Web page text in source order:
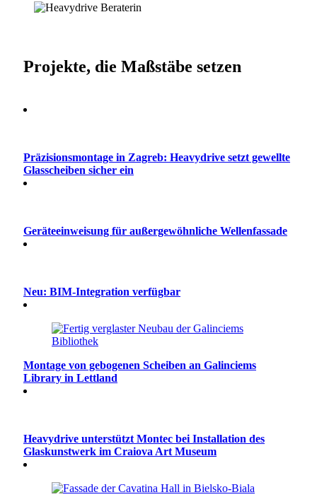
Projekte, die Maßstäbe setzen
Präzisionsmontage in Zagreb: Heavydrive setzt gewellte
Glasscheiben sicher ein
Geräteeinweisung für außergewöhnliche Wellenfassade
Neu: BIM-Integration verfügbar
Montage von gebogenen Scheiben an Galinciems
Library in Lettland
Heavydrive unterstützt Montec bei Installation des
Glaskunstwerk im Craiova Art Museum